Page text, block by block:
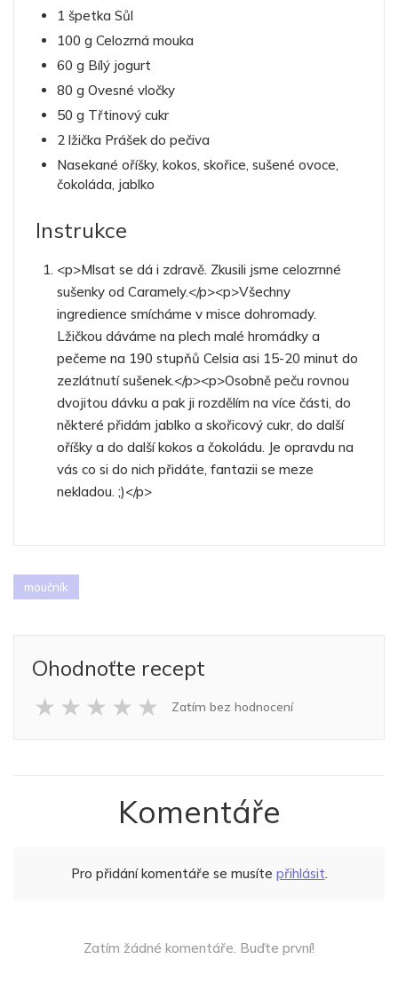
1 špetka Sůl
100 g Celozrná mouka
60 g Bílý jogurt
80 g Ovesné vločky
50 g Třtinový cukr
2 lžička Prášek do pečiva
Nasekané oříšky, kokos, skořice, sušené ovoce,
čokoláda, jablko
Instrukce
<p>Mlsat se dá i zdravě. Zkusili jsme celozrnné
sušenky od Caramely.</p><p>Všechny
ingredience smícháme v misce dohromady.
Lžičkou dáváme na plech malé hromádky a
pečeme na 190 stupňů Celsia asi 15-20 minut do
zezlátnutí sušenek.</p><p>Osobně peču rovnou
dvojitou dávku a pak ji rozdělím na více části, do
některé přidám jablko a skořicový cukr, do další
oříšky a do další kokos a čokoládu. Je opravdu na
vás co si do nich přidáte, fantazii se meze
nekladou. ;)</p>
moučník
Ohodnoťte recept
★ ★ ★ ★ ★ Zatím bez hodnocení
Komentáře
Pro přidání komentáře se musíte přihlásit.
Zatím žádné komentáře. Buďte první!